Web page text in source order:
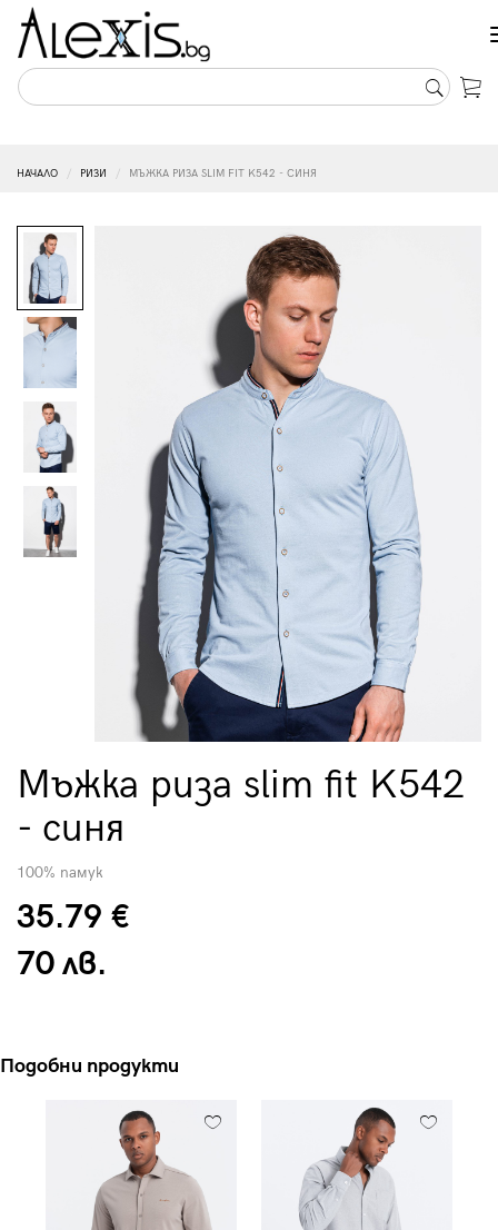
НАЧАЛО РИЗИ МЪЖКА РИЗА SLIM FIT K542 - СИНЯ
Мъжка риза slim fit K542
- синя
100% памук
35.79 €
70 лв.
Подобни продукти